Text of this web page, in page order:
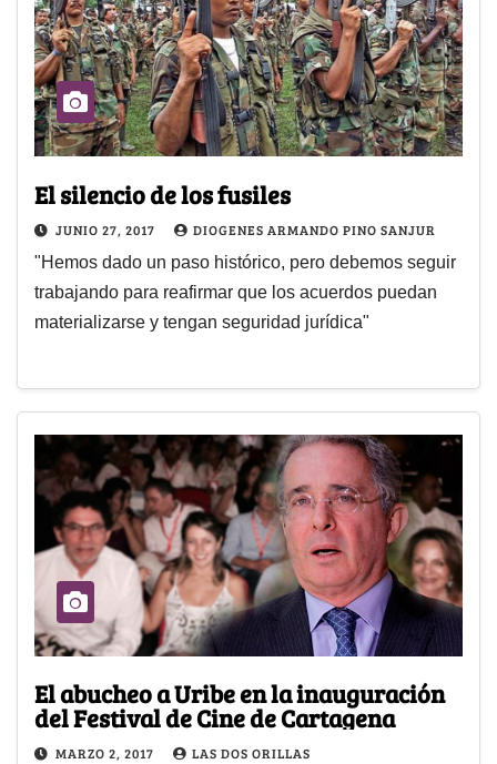
El silencio de los fusiles
JUNIO 27, 2017 DIOGENES ARMANDO PINO SANJUR
"Hemos dado un paso histórico, pero debemos seguir
trabajando para reafirmar que los acuerdos puedan
materializarse y tengan seguridad jurídica"
El abucheo a Uribe en la inauguración
del Festival de Cine de Cartagena
MARZO 2, 2017 LAS DOS ORILLAS